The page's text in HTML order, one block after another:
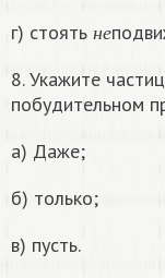
г) стоять
н е
8. Укажите
побудительном
а) Даже;
б) только;
в) пусть.